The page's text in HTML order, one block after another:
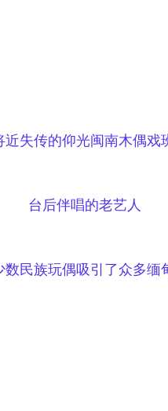
近失传的仰光闽南木偶戏
台后伴唱的老艺人
数民族玩偶吸引了众多缅